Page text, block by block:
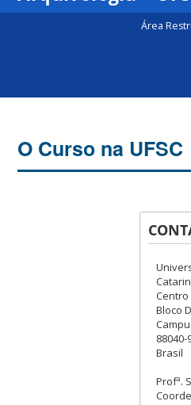
Área
O Curso na UFSC
Centro
Bloco
88040-
Brasil
Profª.